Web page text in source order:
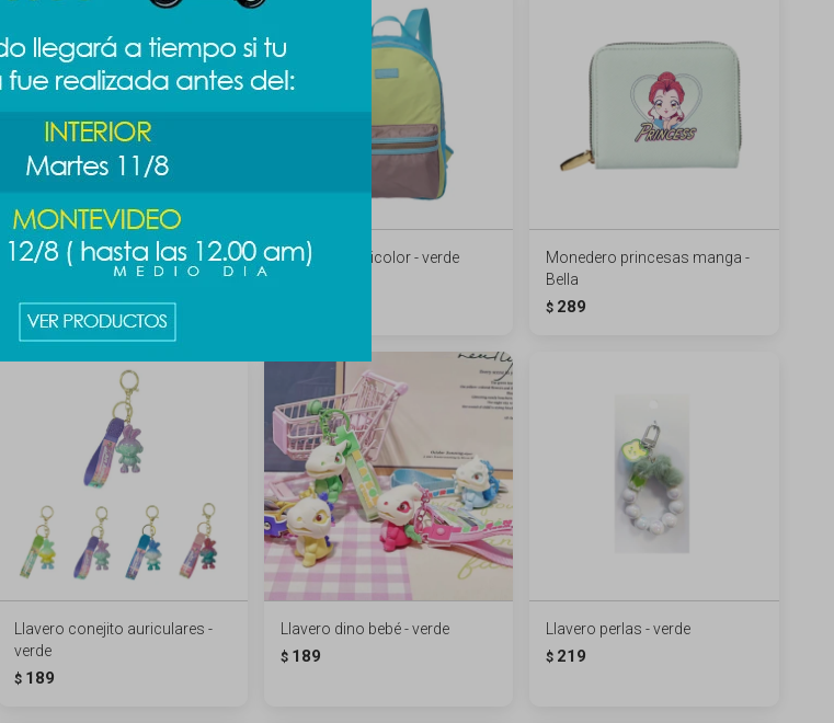
Llavero candy princesas - Ariel Mochila multicolor - verde
Monedero princesas manga -
Bella
$ 289
Llavero conejito auriculares -
verde
$ 189
Llavero dino bebé - verde
$ 189
Llavero perlas - verde
$ 219